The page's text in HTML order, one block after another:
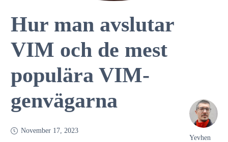
Hur man avslutar
VIM och de mest
populära VIM-
genvägarna
November 17, 2023
Yevhen